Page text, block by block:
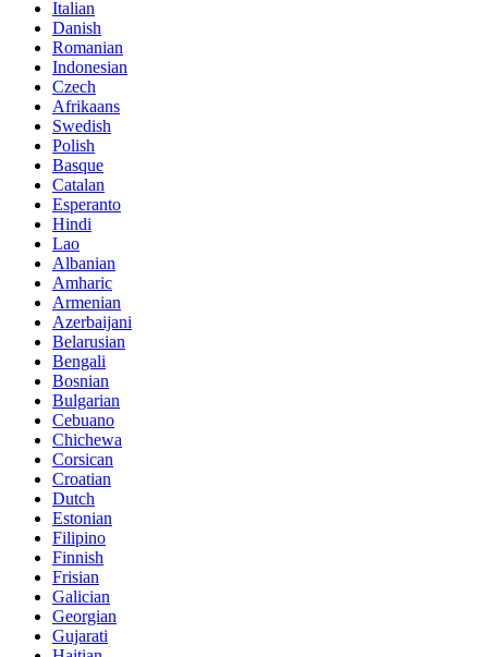
Italian
Danish
Romanian
Indonesian
Czech
Afrikaans
Swedish
Polish
Basque
Catalan
Esperanto
Hindi
Lao
Albanian
Amharic
Armenian
Azerbaijani
Belarusian
Bengali
Bosnian
Bulgarian
Cebuano
Chichewa
Corsican
Croatian
Dutch
Estonian
Filipino
Finnish
Frisian
Galician
Georgian
Gujarati